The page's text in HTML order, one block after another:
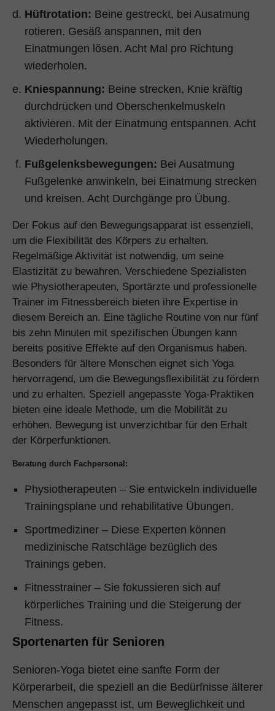
Hüftrotation: Beine gestreckt, bei Ausatmung
rotieren. Gesäß anspannen, mit den
Einatmungen lösen. Acht Mal pro Richtung
wiederholen.
Kniespannung: Beine strecken, Knie kräftig
durchdrücken und Oberschenkelmuskeln
aktivieren. Mit der Einatmung entspannen. Acht
Wiederholungen.
Fußgelenksbewegungen: Bei Ausatmung
Fußgelenke anwinkeln, bei Einatmung strecken
und kreisen. Acht Durchgänge pro Übung.
Der Fokus auf den Bewegungsapparat ist essenziell,
um die Flexibilität des Körpers zu erhalten.
Regelmäßige Aktivität ist notwendig, um seine
Elastizität zu bewahren. Verschiedene Spezialisten
wie Physiotherapeuten, Sportärzte und professionelle
Trainer im Fitnessbereich bieten ihre Expertise in
diesem Bereich an. Eine tägliche Routine von nur fünf
bis zehn Minuten mit spezifischen Übungen kann
bereits positive Effekte auf den Organismus haben.
Besonders für ältere Menschen eignet sich Yoga
hervorragend, um die Bewegungsflexibilität zu fördern
und zu erhalten. Speziell angepasste Yoga-Praktiken
bieten eine ideale Methode, um die Mobilität zu
erhöhen. Bewegung ist unverzichtbar für den Erhalt
der Körperfunktionen.
Beratung durch Fachpersonal:
Physiotherapeuten – Sie entwickeln individuelle
Trainingspläne und rehabilitative Übungen.
Sportmediziner – Diese Experten können
medizinische Ratschläge bezüglich des
Trainings geben.
Fitnesstrainer – Sie fokussieren sich auf
körperliches Training und die Steigerung der
Fitness.
Sportenarten für Senioren
Senioren-Yoga bietet eine sanfte Form der
Körperarbeit, die speziell an die Bedürfnisse älterer
Menschen angepasst ist, um Beweglichkeit und